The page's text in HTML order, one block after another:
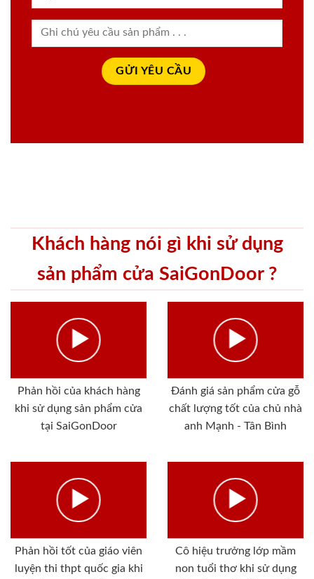
Khách hàng nói gì khi sử dụng
sản phẩm cửa SaiGonDoor ?
Phản hồi của khách hàng
khi sử dụng sản phẩm cửa
tại SaiGonDoor
Đánh giá sản phẩm cửa gỗ
chất lượng tốt của chủ nhà
anh Mạnh - Tân Bình
Phản hồi tốt của giáo viên
luyện thi thpt quốc gia khi
Cô hiệu trưởng lớp mầm
non tuổi thơ khi sử dụng